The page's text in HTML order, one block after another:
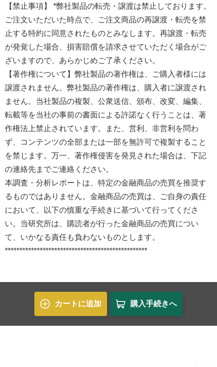
【禁止事項】 *弊社製品の転売・譲渡は禁止しております。
ご注文いただいた時点で、ご注文商品の再譲渡・転売を禁
止する特約に同意されたものとみなします。再譲渡・転売
が発覚した場合、損害賠償を請求させていただく場合がご
ざいますので、あらかじめご了承ください。
【著作権について】弊社製品の著作権は、ご購入者様には
譲渡されません。弊社製品の著作権は、購入者に譲渡され
ません。当社製品の複製、公衆送信、頒布、改変、編集、
転載等を当社の事前の書面による許諾なく行うことは、著
作権法上禁止されています。また、営利、非営利を問わ
ず、コンテンツの全部または一部を無許可で複製すること
を禁じます。万一、著作権侵害を発見された場合は、下記
の連絡先までご連絡ください。
本調査・分析レポートは、特定の金融商品の売買を推奨す
るものではありません。金融商品の売買は、ご自身の責任
において、以下の慎重な手続きに基づいて行ってくださ
い。当研究所は、購読者が行った金融商品の売買につい
て、いかなる責任も負わないものとします。
*************************************************
カートに追加 購入手続きへ